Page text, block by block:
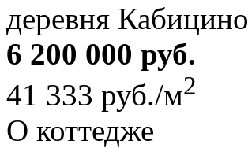
деревня Кабицино
6 200 000 руб.
41 333 руб./м2
О коттедже